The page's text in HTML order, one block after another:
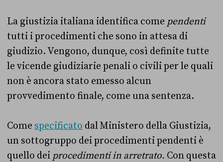
La giustizia italiana identifica come pendenti
tutti i procedimenti che sono in attesa di
giudizio. Vengono, dunque, così definite tutte
le vicende giudiziarie penali o civili per le quali
non è ancora stato emesso alcun
provvedimento finale, come una sentenza.
Come specificato dal Ministero della Giustizia,
un sottogruppo dei procedimenti pendenti è
quello dei procedimenti in arretrato. Con questa